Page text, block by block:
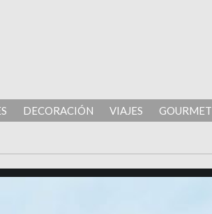
DECORACIÓN VIAJES GOURMET